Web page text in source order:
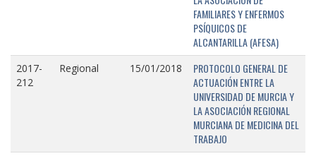
FAMILIARES Y ENFERMOS
PSÍQUICOS DE
ALCANTARILLA (AFESA)
2017-
212
Regional 15/01/2018
PROTOCOLO GENERAL DE
ACTUACIÓN ENTRE LA
UNIVERSIDAD DE MURCIA Y
LA ASOCIACIÓN REGIONAL
MURCIANA DE MEDICINA DEL
TRABAJO